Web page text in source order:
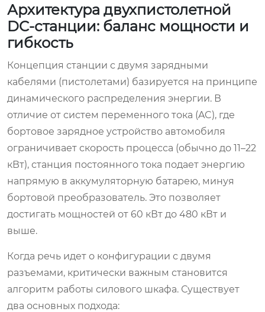
Архитектура двухпистолетной
DC-станции: баланс мощности и
гибкость
Концепция станции с двумя зарядными
кабелями (пистолетами) базируется на принципе
динамического распределения энергии. В
отличие от систем переменного тока (AC), где
бортовое зарядное устройство автомобиля
ограничивает скорость процесса (обычно до 11–22
кВт), станция постоянного тока подает энергию
напрямую в аккумуляторную батарею, минуя
бортовой преобразователь. Это позволяет
достигать мощностей от 60 кВт до 480 кВт и
выше.
Когда речь идет о конфигурации с двумя
разъемами, критически важным становится
алгоритм работы силового шкафа. Существует
два основных подхода: